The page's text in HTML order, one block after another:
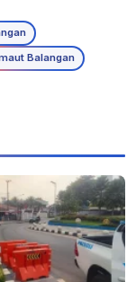
Balangan